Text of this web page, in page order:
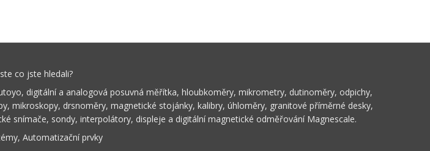
co jste hledali?
digitální a analogová posuvná měřítka, hloubkoměry, mikrometry, dutinoměry, odpichy,
mikroskopy, drsnoměry, magnetické stojánky, kalibry, úhloměry, granitové příměrné desky,
snímače, sondy, interpolátory, displeje a digitální magnetické odměřování Magnescale.
Automatizační prvky